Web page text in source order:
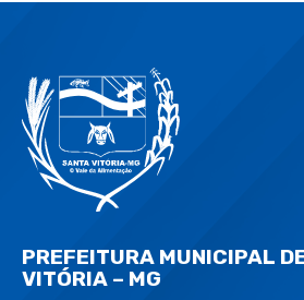
PREFEITURA MUNICIPAL
VITÓRIA – MG